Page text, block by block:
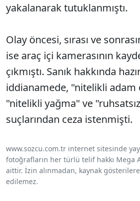
yakalanarak tutuklanmıştı.
Olay öncesi, sırası ve
ise araç içi kamerasının
çıkmıştı. Sanık hakkında
iddianamede, "nitelikli adam
"nitelikli yağma" ve
suçlarından ceza istenmişti.
www.sozcu.com.tr internet sitesinde
fotoğrafların her türlü telif hakkı Mega
aittir. İzin alınmadan, kaynak
edilemez.